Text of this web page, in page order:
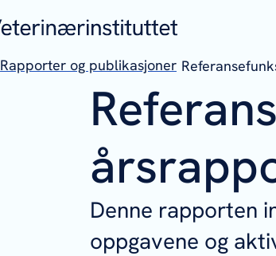
Rapporter og publikasjoner
Denne rapporten
oppgavene og